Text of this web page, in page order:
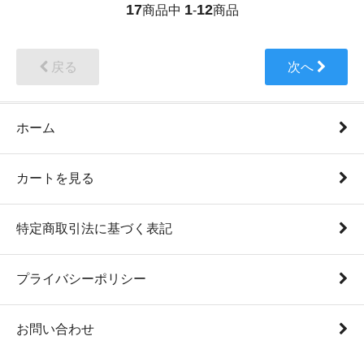
17商品中 1-12商品
戻る 次へ
ホーム
カートを見る
特定商取引法に基づく表記
プライバシーポリシー
お問い合わせ